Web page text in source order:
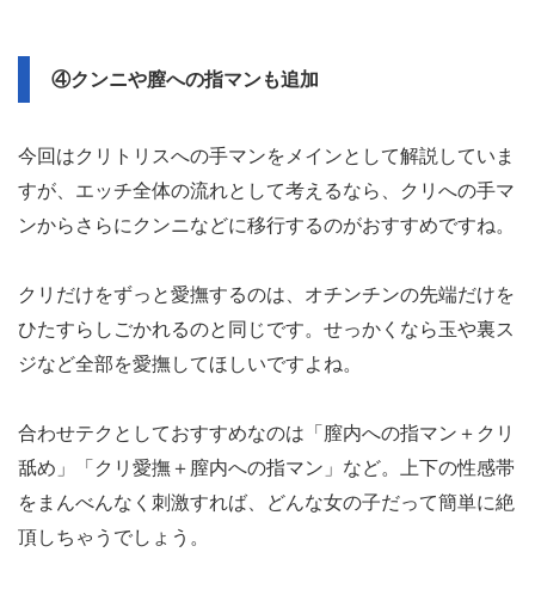
④クンニや膣への指マンも追加
今回はクリトリスへの手マンをメインとして解説していま
すが、エッチ全体の流れとして考えるなら、クリへの手マ
ンからさらにクンニなどに移行するのがおすすめですね。
クリだけをずっと愛撫するのは、オチンチンの先端だけを
ひたすらしごかれるのと同じです。せっかくなら玉や裏ス
ジなど全部を愛撫してほしいですよね。
合わせテクとしておすすめなのは「膣内への指マン＋クリ
舐め」「クリ愛撫＋膣内への指マン」など。上下の性感帯
をまんべんなく刺激すれば、どんな女の子だって簡単に絶
頂しちゃうでしょう。